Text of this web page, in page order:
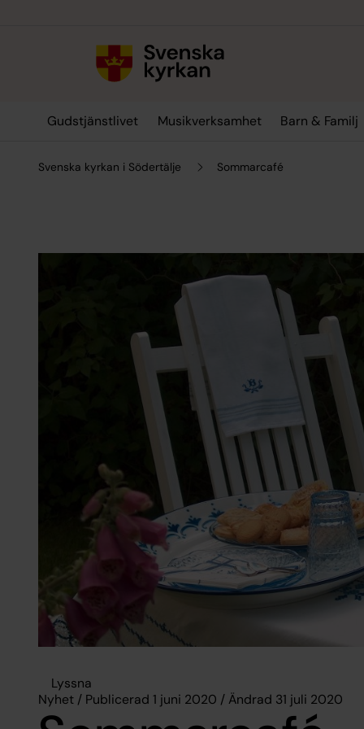
Gudstjänstlivet Musikverksamhet Barn & Familj
Svenska kyrkan i Södertälje Sommarcafé
Lyssna
Nyhet / Publicerad 1 juni 2020 / Ändrad 31 juli 2020